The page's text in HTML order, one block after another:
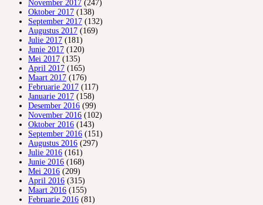
November 2017 (247)
Oktober 2017 (138)
September 2017 (132)
Augustus 2017 (169)
Julie 2017 (181)
Junie 2017 (120)
Mei 2017 (135)
April 2017 (165)
Maart 2017 (176)
Februarie 2017 (117)
Januarie 2017 (158)
Desember 2016 (99)
November 2016 (102)
Oktober 2016 (143)
September 2016 (151)
Augustus 2016 (297)
Julie 2016 (161)
Junie 2016 (168)
Mei 2016 (209)
April 2016 (315)
Maart 2016 (155)
Februarie 2016 (81)